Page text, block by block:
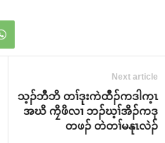
Next article
သ့ၣ်ဘီဘိ တၢ်ဒုးကဲထီၣ်ကဒါက့ၤ
အဃိ ကၠိဖိလၢ ဘၣ်ဃ့ၢ်အိၣ်ကဒု
တဖၣ် တဲတၢ်မနုၤလဲၣ်